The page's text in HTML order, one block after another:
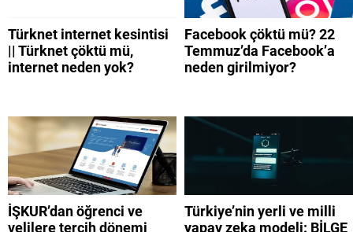
Türknet internet kesintisi
|| Türknet çöktü mü,
internet neden yok?
Facebook çöktü mü? 22
Temmuz’da Facebook’a
neden girilmiyor?
İŞKUR’dan öğrenci ve
velilere tercih dönemi
Türkiye’nin yerli ve milli
yapay zeka modeli: BİLGE